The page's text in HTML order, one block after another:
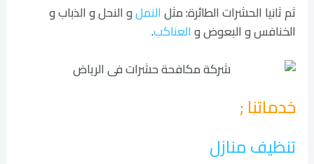
ثم ثانيا الحشرات الطائرة: مثلالنملو النحل و الذباب و
الخنافس و البعوض والعناكب.
خدماتنا ;
تنظيف منازل